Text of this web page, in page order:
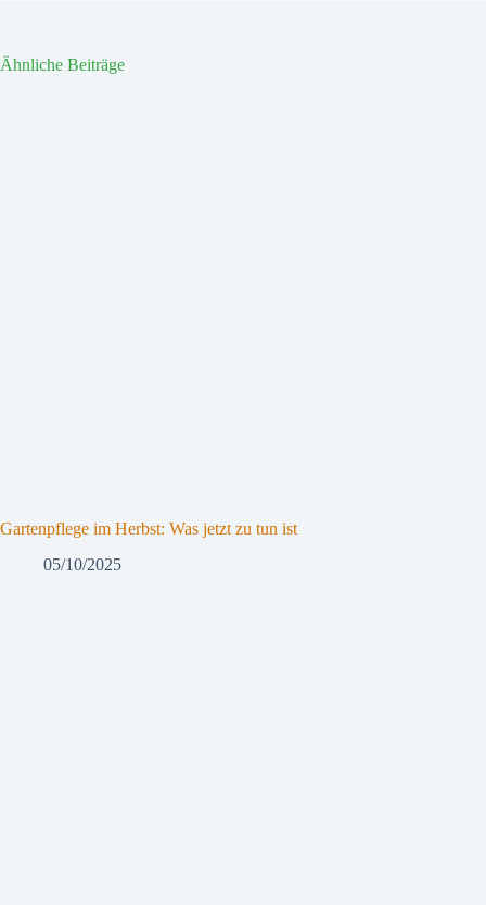
Ähnliche Beiträge
Gartenpflege im Herbst: Was jetzt zu tun ist
05/10/2025